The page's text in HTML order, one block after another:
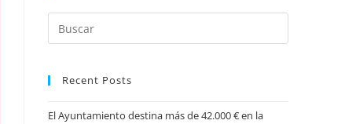
Recent Posts
El Ayuntamiento destina más de 42.000 € en la